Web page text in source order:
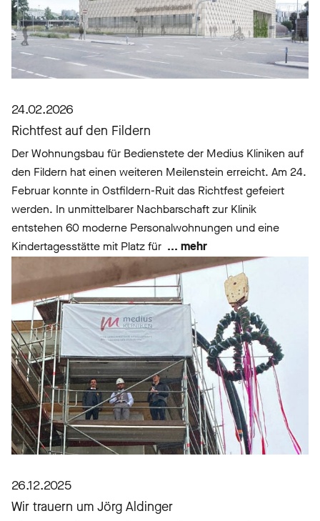
24.02.2026
Richtfest auf den Fildern
Der Wohnungsbau für Bedienstete der Medius Kliniken auf
den Fildern hat einen weiteren Meilenstein erreicht. Am 24.
Februar konnte in Ostfildern-Ruit das Richtfest gefeiert
werden. In unmittelbarer Nachbarschaft zur Klinik
entstehen 60 moderne Personalwohnungen und eine
Kindertagesstätte mit Platz für ... mehr
26.12.2025
Wir trauern um Jörg Aldinger